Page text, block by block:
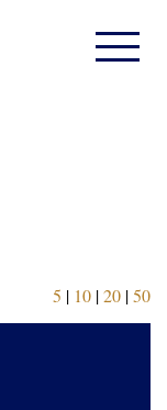
5 | 10 |20 |50